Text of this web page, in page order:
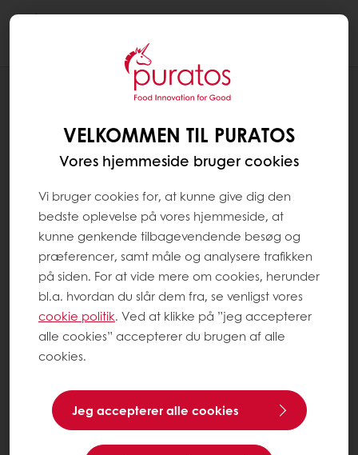
OPSKRIFTER
VELKOMMEN TIL PURATOS
Vores hjemmeside bruger cookies
Vi bruger cookies for, at kunne give dig den
bedste oplevelse på vores hjemmeside, at
kunne genkende tilbagevendende besøg og
præferencer, samt måle og analysere trafikken
på siden. For at vide mere om cookies, herunder
bl.a. hvordan du slår dem fra, se venligst vores
cookie politik. Ved at klikke på ”jeg accepterer
alle cookies” accepterer du brugen af alle
cookies.
Jeg accepterer alle cookies